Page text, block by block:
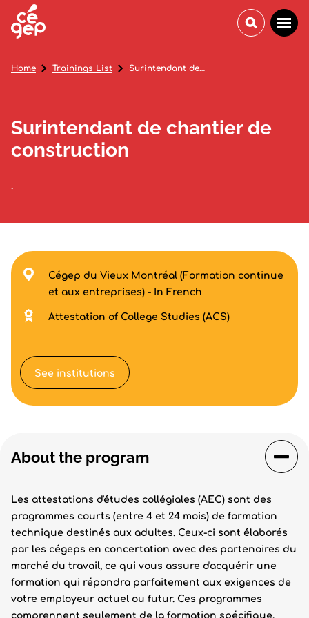
Surintendant de chantier de
construction
.
Home Trainings List Surintendant de chantier de construction
About the program
Les attestations d'études collégiales (AEC) sont des
programmes courts (entre 4 et 24 mois) de formation
technique destinés aux adultes. Ceux-ci sont élaborés
par les cégeps en concertation avec des partenaires du
marché du travail, ce qui vous assure d'acquérir une
formation qui répondra parfaitement aux exigences de
votre employeur actuel ou futur. Ces programmes
comprennent seulement de la formation spécifique,
Cégep du Vieux Montréal (Formation continue
et aux entreprises) - In French
Attestation of College Studies (ACS)
See institutions